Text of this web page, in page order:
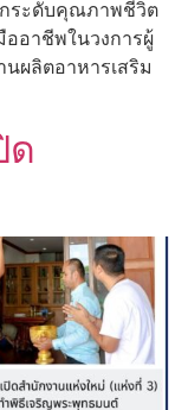
ระดับคุณภาพชีวิต
อาชีพในวงการผู้
ผลิตอาหารเสริม
ด